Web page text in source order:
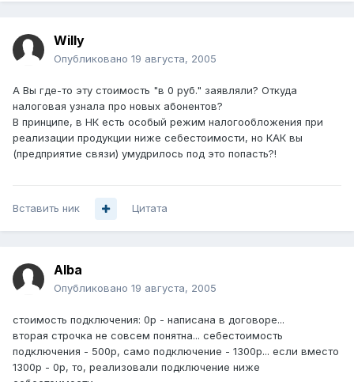
Willy
Опубликовано 19 августа, 2005
А Вы где-то эту стоимость "в 0 руб." заявляли? Откуда
налоговая узнала про новых абонентов?
В принципе, в НК есть особый режим налогообложения при
реализации продукции ниже себестоимости, но КАК вы
(предприятие связи) умудрилось под это попасть?!
Вставить ник Цитата
Alba
Опубликовано 19 августа, 2005
стоимость подключения: 0р - написана в договоре...
вторая строчка не совсем понятна... себестоимость
подключения - 500р, само подключение - 1300р... если вместо
1300р - 0р, то, реализовали подключение ниже